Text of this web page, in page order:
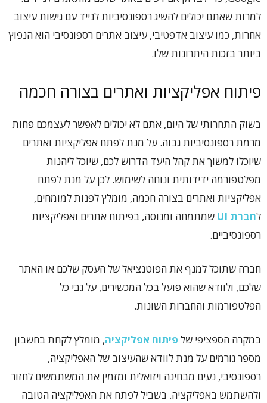
למרות שאתם יכולים להשיג רספונסיביות לנייד עם גישות עיצוב
אחרות, כמו עיצוב אדפטיבי, עיצוב אתרים רספונסיבי הוא הנפוץ
ביותר בזכות היתרונות שלו.
פיתוח אפליקציות ואתרים בצורה חכמה
בשוק התחרותי של היום, אתם לא יכולים לאפשר לעצמכם פחות
מרמת רספונסיביות גבוה. על מנת לפתח אפליקציות ואתרים
שיוכלו למשוך את קהל היעד הדרוש לכם, שיוכל ליהנות
מפלטפורמה ידידותית ונוחה לשימוש. לכן על מנת לפתח
אפליקציות ואתרים בצורה חכמה, מומלץ לפנות למומחים,
לחברת UI
שמתמחה ומנוסה, בפיתוח אתרים ואפליקציות
רספונסיביים.
חברה שתוכל למנף את הפוטנציאל של העסק שלכם או האתר
שלכם, ולוודא שהוא פועל בכל המכשירים, על גבי כל
הפלטפורמות והחברות השונות.
במקרה הספציפי של פיתוח אפליקציה, מומלץ לקחת בחשבון
מספר גורמים על מנת לוודא שהעיצוב של האפליקציה,
רספונסיבי, נעים מבחינה ויזואלית ומזמין את המשתמשים לחזור
ולהשתמש באפליקציה. בשביל לפתח את האפליקציה הטובה